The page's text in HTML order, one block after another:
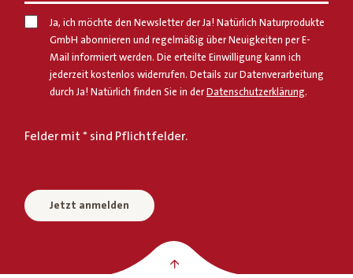
Ja, ich möchte den Newsletter der Ja! Natürlich Naturprodukte
GmbH abonnieren und regelmäßig über Neuigkeiten per E-
Mail informiert werden. Die erteilte Einwilligung kann ich
jederzeit kostenlos widerrufen. Details zur Datenverarbeitung
durch Ja! Natürlich finden Sie in derDatenschutzerklärung.
Felder mit * sind Pflichtfelder.
Jetzt anmelden